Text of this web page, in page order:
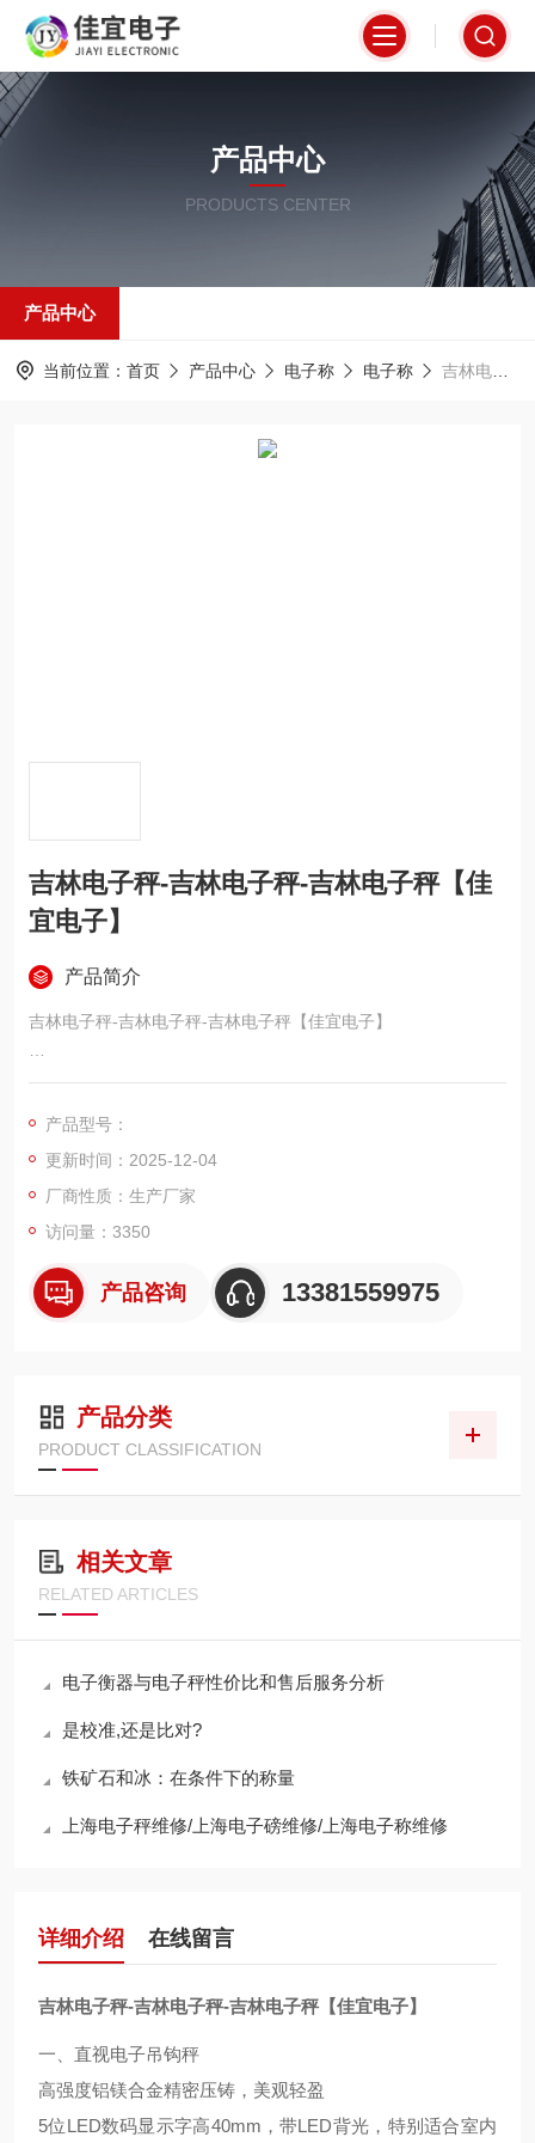
产品中心
PRODUCTS CENTER
产品中心
当前位置： 首页 产品中心 电子称 电子称 吉林电子秤-吉林电子秤-吉林电子秤【佳宜电子】
吉林电子秤-吉林电子秤-吉林电子秤【佳
宜电子】
产品简介
吉林电子秤-吉林电子秤-吉林电子秤【佳宜电子】
一、直视电子吊钩秤
5位LED数码显示字高40mm，带LED背光，特别适合室内光线变
化强烈的场合使用
高强度铝镁合金精密压铸，美观轻盈
具有重量暂留，归零和分度值切换功能
吊钩360度可旋转，既安全又方便
产品型号：
更新时间：2025-12-04
厂商性质：生产厂家
访问量：3350
产品咨询 13381559975
产品分类
PRODUCT CLASSIFICATION
相关文章
RELATED ARTICLES
电子衡器与电子秤性价比和售后服务分析
是校准,还是比对?
铁矿石和冰：在条件下的称量
上海电子秤维修/上海电子磅维修/上海电子称维修
详细介绍 在线留言
吉林电子秤-吉林电子秤-吉林电子秤【佳宜电子】
一、直视电子吊钩秤
高强度铝镁合金精密压铸，美观轻盈
5位LED数码显示字高40mm，带LED背光，特别适合室内